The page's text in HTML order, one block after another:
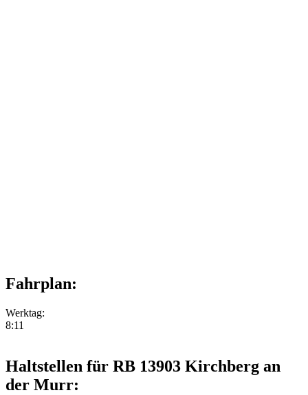
Fahrplan:
Werktag:
8:11
Haltstellen für RB 13903 Kirchberg an
der Murr: